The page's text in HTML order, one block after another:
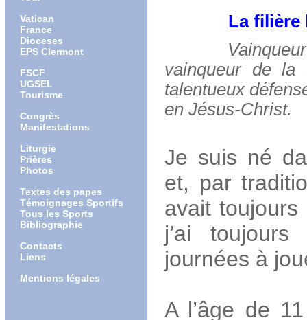
Vatican
France
Dioceses
EPS Clermont
FSCF
UGSEL
Tourisme
Congrès
Manifestations
Liturgie
Prières
Photos
Textes des papes
Témoignages Sportifs
Tous les Sports
Bibliographie
Contacts
Liens
Mentions légales
La filière
vainqueur de la
talentueux
en Jésus-Christ.
Je suis né
et, par
avait
j’ai
journées à
A l’âge de